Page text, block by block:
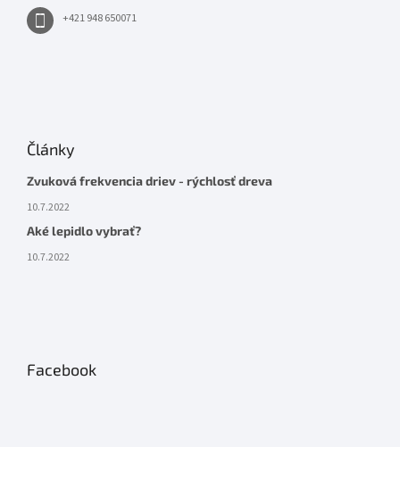
+421 948 650071
Články
Zvuková frekvencia driev - rýchlosť dreva
10.7.2022
Aké lepidlo vybrať?
10.7.2022
Facebook